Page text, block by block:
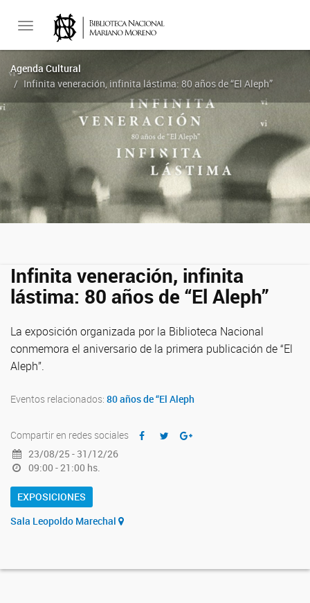
Toggle
navigation
Agenda Cultural
Infinita veneración, infinita lástima: 80 años de “El Aleph”
Infinita veneración, infinita
lástima: 80 años de “El Aleph”
La exposición organizada por la Biblioteca Nacional
conmemora el aniversario de la primera publicación de “El
Aleph”.
Eventos relacionados: 80 años de “El Aleph
Compartir en redes sociales
23/08/25 - 31/12/26
09:00 - 21:00 hs.
EXPOSICIONES
Sala Leopoldo Marechal